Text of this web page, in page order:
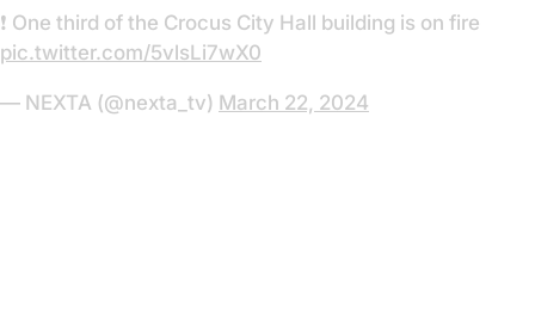
❗️ One third of the Crocus City Hall building is on fire
pic.twitter.com/5vlsLi7wX0
— NEXTA (@nexta_tv) March 22, 2024